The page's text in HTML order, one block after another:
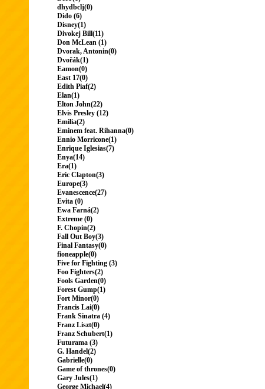
dhydbclj(0)
Dido (6)
Disney(1)
Divokej Bill(11)
Don McLean (1)
Dvorak, Antonin(0)
Dvořák(1)
Eamon(0)
East 17(0)
Edith Piaf(2)
Elan(1)
Elton John(22)
Elvis Presley (12)
Emilia(2)
Eminem feat. Rihanna(0)
Ennio Morricone(1)
Enrique Iglesias(7)
Enya(14)
Era(1)
Eric Clapton(3)
Europe(3)
Evanescence(27)
Evita (0)
Ewa Farná(2)
Extreme (0)
F. Chopin(2)
Fall Out Boy(3)
Final Fantasy(0)
fioneapple(0)
Five for Fighting (3)
Foo Fighters(2)
Fools Garden(0)
Forest Gump(1)
Fort Minor(0)
Francis Lai(0)
Frank Sinatra (4)
Franz Liszt(0)
Franz Schubert(1)
Futurama (3)
G. Handel(2)
Gabrielle(0)
Game of thrones(0)
Gary Jules(1)
George Michael(4)